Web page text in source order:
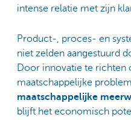
intense relatie met zijn
Product-, proces- en
niet zelden aangestuurd
Door innovatie te richten
maatschappelijke
maatschappelijke
blijft het economisch